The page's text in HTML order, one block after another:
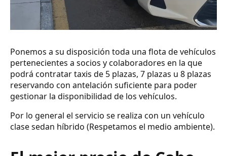
Ponemos a su disposición toda una flota de vehículos
pertenecientes a socios y colaboradores en la que
podrá contratar taxis de 5 plazas, 7 plazas u 8 plazas
reservando con antelación suficiente para poder
gestionar la disponibilidad de los vehículos.
Por lo general el servicio se realiza con un vehículo
clase sedan híbrido (Respetamos el medio ambiente).